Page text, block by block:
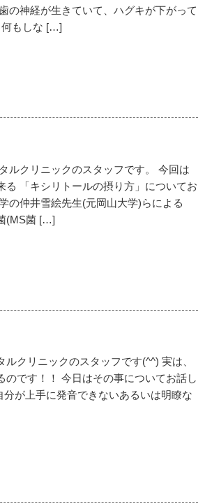
の神経が生きていて、ハグキが下がって
何もしな […]
ルクリニックのスタッフです。 今回は
る 「キシリトールの摂り方」についてお
の仲井雪絵先生(元岡山大学)らによる
(MS菌 […]
クリニックのスタッフです(^^) 実は、
のです！！ 今日はその事についてお話し
が上手に発音できないあるいは明瞭な